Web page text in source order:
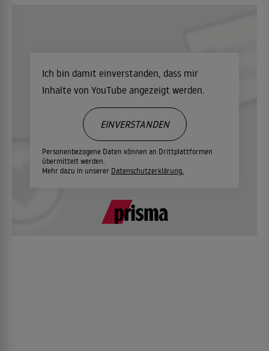
Ich bin damit einverstanden, dass mir
Inhalte von YouTube angezeigt werden.
Personenbezogene Daten können an Drittplattformen
übermittelt werden.
Mehr dazu in unserer Datenschutzerklärung.
EINVERSTANDEN